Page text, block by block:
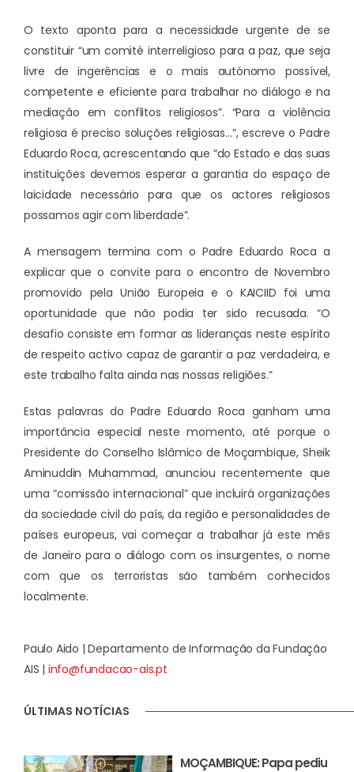
O texto aponta para a necessidade urgente de se
constituir “um comité interreligioso para a paz, que seja
livre de ingerências e o mais autónomo possível,
competente e eficiente para trabalhar no diálogo e na
mediação em conflitos religiosos”. “Para a violência
religiosa é preciso soluções religiosas…”, escreve o Padre
Eduardo Roca, acrescentando que “do Estado e das suas
instituições devemos esperar a garantia do espaço de
laicidade necessário para que os actores religiosos
possamos agir com liberdade”.
A mensagem termina com o Padre Eduardo Roca a
explicar que o convite para o encontro de Novembro
promovido pela União Europeia e o KAICIID foi uma
oportunidade que não podia ter sido recusada. “O
desafio consiste em formar as lideranças neste espírito
de respeito activo capaz de garantir a paz verdadeira, e
este trabalho falta ainda nas nossas religiões.”
Estas palavras do Padre Eduardo Roca ganham uma
importância especial neste momento, até porque o
Presidente do Conselho Islâmico de Moçambique, Sheik
Aminuddin Muhammad, anunciou recentemente que
uma “comissão internacional” que incluirá organizações
da sociedade civil do país, da região e personalidades de
países europeus, vai começar a trabalhar já este mês
de Janeiro para o diálogo com os insurgentes, o nome
com que os terroristas são também conhecidos
localmente.
Paulo Aido | Departamento de Informação da Fundação
AIS | info@fundacao-ais.pt
ÚLTIMAS NOTÍCIAS
MOÇAMBIQUE: Papa pediu